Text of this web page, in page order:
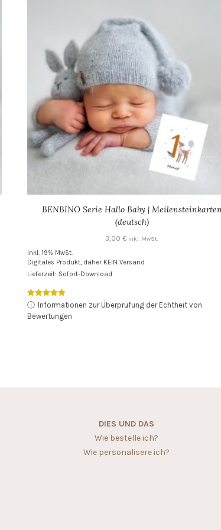
BENBINO Serie Hallo Baby |
(deutsch)
3,00€ inkl. MwSt.
inkl. 19% MwSt.
Digitales Produkt, daher KEIN Versand
Lieferzeit: Sofort-Download
Bewertet mit
5.00
von 5
ⓘ Informationen zur Überprüfung der Echtheit von
Bewertungen
DIES UND DAS
Wie bestelle ich?
Wie personalisere ich?